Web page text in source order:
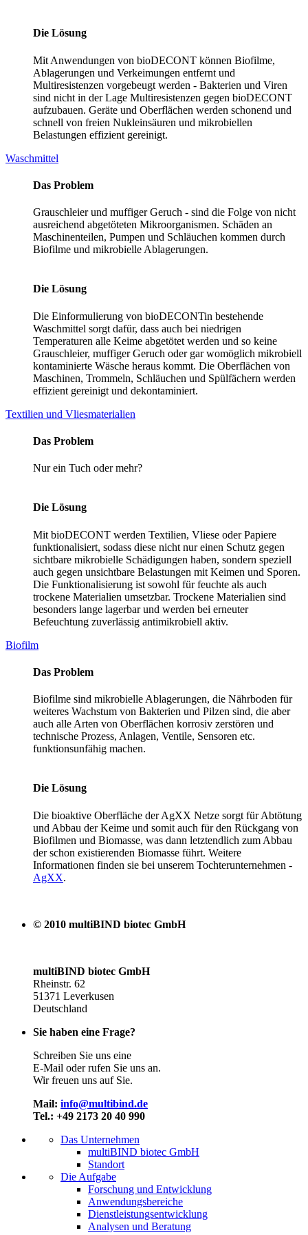
Die Lösung
Mit Anwendungen von bioDECONT können Biofilme,
Ablagerungen und Verkeimungen entfernt und
Multiresistenzen vorgebeugt werden - Bakterien und Viren
sind nicht in der Lage Multiresistenzen gegen bioDECONT
aufzubauen. Geräte und Oberflächen werden schonend und
schnell von freien Nukleinsäuren und mikrobiellen
Belastungen effizient gereinigt.
Waschmittel
Das Problem
Grauschleier und muffiger Geruch - sind die Folge von nicht
ausreichend abgetöteten Mikroorganismen. Schäden an
Maschinenteilen, Pumpen und Schläuchen kommen durch
Biofilme und mikrobielle Ablagerungen.
Die Lösung
Die Einformulierung von bioDECONTin bestehende
Waschmittel sorgt dafür, dass auch bei niedrigen
Temperaturen alle Keime abgetötet werden und so keine
Grauschleier, muffiger Geruch oder gar womöglich mikrobiell
kontaminierte Wäsche heraus kommt. Die Oberflächen von
Maschinen, Trommeln, Schläuchen und Spülfächern werden
effizient gereinigt und dekontaminiert.
Textilien und Vliesmaterialien
Das Problem
Nur ein Tuch oder mehr?
Die Lösung
Mit bioDECONT werden Textilien, Vliese oder Papiere
funktionalisiert, sodass diese nicht nur einen Schutz gegen
sichtbare mikrobielle Schädigungen haben, sondern speziell
auch gegen unsichtbare Belastungen mit Keimen und Sporen.
Die Funktionalisierung ist sowohl für feuchte als auch
trockene Materialien umsetzbar. Trockene Materialien sind
besonders lange lagerbar und werden bei erneuter
Befeuchtung zuverlässig antimikrobiell aktiv.
Biofilm
Das Problem
Biofilme sind mikrobielle Ablagerungen, die Nährboden für
weiteres Wachstum von Bakterien und Pilzen sind, die aber
auch alle Arten von Oberflächen korrosiv zerstören und
technische Prozess, Anlagen, Ventile, Sensoren etc.
funktionsunfähig machen.
Die Lösung
Die bioaktive Oberfläche der AgXX Netze sorgt für Abtötung
und Abbau der Keime und somit auch für den Rückgang von
Biofilmen und Biomasse, was dann letztendlich zum Abbau
der schon existierenden Biomasse führt. Weitere
Informationen finden sie bei unserem Tochterunternehmen -
AgXX.
© 2010 multiBIND biotec GmbH
multiBIND biotec GmbH
Rheinstr. 62
51371 Leverkusen
Deutschland
Sie haben eine Frage?
Schreiben Sie uns eine
E-Mail oder rufen Sie uns an.
Wir freuen uns auf Sie.
Mail: info@multibind.de
Tel.: +49 2173 20 40 990
Das Unternehmen
multiBIND biotec GmbH
Standort
Die Aufgabe
Forschung und Entwicklung
Anwendungsbereiche
Dienstleistungsentwicklung
Analysen und Beratung